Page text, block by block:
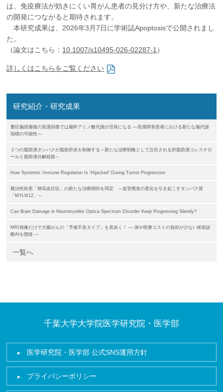
は、免疫療法が効きにくい胃がん患者の見分け方や、新たな治療法
の開発につながると期待されます。
本研究成果は、2026年3月7日に学術誌Apoptosisで公開されまし
た。
（論文はこちら： 10.1007/s10495-026-02287-1）
詳しくはこちらをご覧ください
研究紹介・研究成果
重症脳損傷後の意識回復では脳幹アミノ酸代謝が活発になる ―意識障害患者における新たな脳代謝
指標の可能性―
２つの脂肪滴タンパクが脂肪肝炎を制御する～新たな治療戦略として注目される肝脂肪滴コレステロ
ールと脂肪滴分解経路～
How Systemic Immune Regulation Is ‘Hijacked’ During Tumor Progression
難治性疾患「肺高血圧症」の新たな治療標的を同定 ～血管構造の悪化を引き起こすタンパク質
「MYL9/12」～
Can Brain Damage in Neuromyelitis Optica Spectrum Disorder Keep Progressing Silently?
MRI画像だけで大腸がんの「予後不良タイプ」を見抜く！ ― 体や医療コストの負担が少ない術前診
断AIを開発 ―
一覧へ
千葉大学大学院医学研究院・医学部
医学研究院・医学部 公式SNS運用方針
プライバシーポリシー